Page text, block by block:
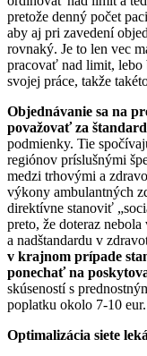
pretože denný počet
aby aj pri zavedení
rovnaký. Je to len vec
pracovať nad limit, lebo
svojej práce, takže
Objednávanie sa na
považovať za štandard
podmienky. Tie
regiónov príslušnými
medzi trhovými a
výkony ambulantných
direktívne stanoviť
preto, že doteraz
a nadštandardu v
v krajnom prípade
ponechať na
skúseností s
poplatku okolo 7-10 eur.
Optimalizácia siete